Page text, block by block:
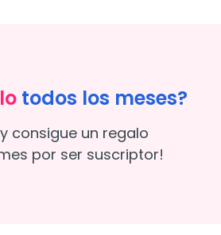
todos los meses?
consigue un regalo
por ser suscriptor!